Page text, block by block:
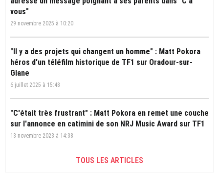
vous"
29 novembre 2025 à 10:20
"Il y a des projets qui changent un homme" : Matt Pokora
héros d'un téléfilm historique de TF1 sur Oradour-sur-
Glane
6 juillet 2025 à 15:48
"C'était très frustrant" : Matt Pokora en remet une couche
sur l'annonce en catimini de son NRJ Music Award sur TF1
13 novembre 2023 à 14:38
TOUS LES ARTICLES